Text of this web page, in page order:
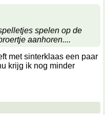
spelen op de
aanhoren....
met sinterklaas een paar
krijg ik nog minder